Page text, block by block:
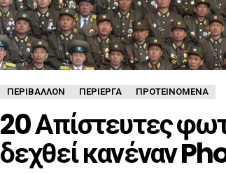
ΠΕΡΙΒΆΛΛΟΝ ΠΕΡΊΕΡΓΑ ΠΡΟΤΕΙΝΌΜΕΝΑ
20 Απίστευτες
δεχθεί κανέναν